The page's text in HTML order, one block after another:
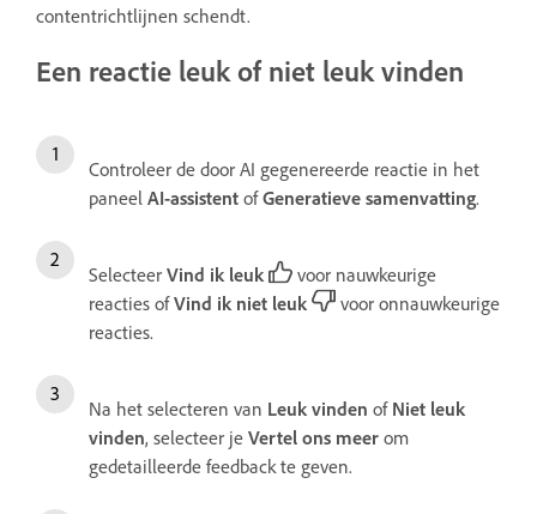
contentrichtlijnen schendt.
Een reactie leuk of niet leuk vinden
Controleer de door AI gegenereerde reactie in het
paneel AI-assistent ofGeneratieve samenvatting.
Selecteer Vind ik leuk
voor nauwkeurige
reacties ofVind ik niet leuk
voor onnauwkeurige
reacties.
Na het selecteren van Leuk vinden of Niet leuk
vinden, selecteer je Vertel ons meer om
gedetailleerde feedback te geven.